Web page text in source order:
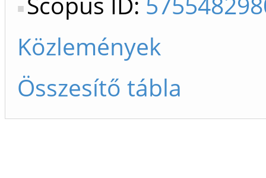
Közlemények
Összesítő tábla